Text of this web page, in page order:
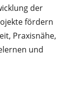
der
fördern
Praxisnähe,
und